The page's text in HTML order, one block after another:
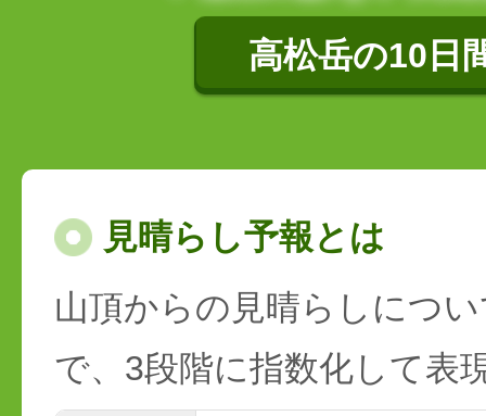
高松岳の10日
見晴らし予報とは
山頂からの見晴らしにつ
で、3段階に指数化して表